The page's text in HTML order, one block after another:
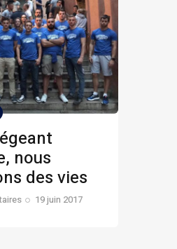
nous
des vies
19 juin 2017